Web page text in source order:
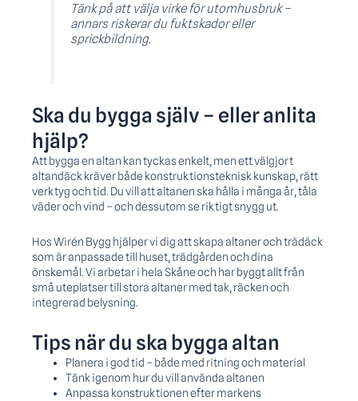
Tänk på att välja virke för utomhusbruk –
annars riskerar du fuktskador eller
sprickbildning.
Ska du bygga själv – eller anlita
hjälp?
Att bygga en altan kan tyckas enkelt, men ett välgjort
altandäck kräver både konstruktionsteknisk kunskap, rätt
verktyg och tid. Du vill att altanen ska hålla i många år, tåla
väder och vind – och dessutom se riktigt snygg ut.
Hos Wirén Bygg hjälper vi dig att skapa altaner och trädäck
som är anpassade till huset, trädgården och dina
önskemål. Vi arbetar i hela Skåne och har byggt allt från
små uteplatser till stora altaner med tak, räcken och
integrerad belysning.
Tips när du ska bygga altan
Planera i god tid – både med ritning och material
Tänk igenom hur du vill använda altanen
Anpassa konstruktionen efter markens